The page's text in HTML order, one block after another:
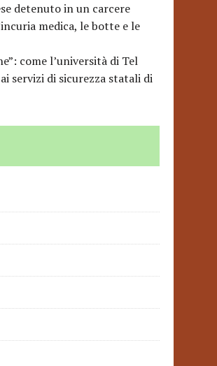
detenuto in un carcere
medica, le botte e le
come l’università di Tel
servizi di sicurezza statali di